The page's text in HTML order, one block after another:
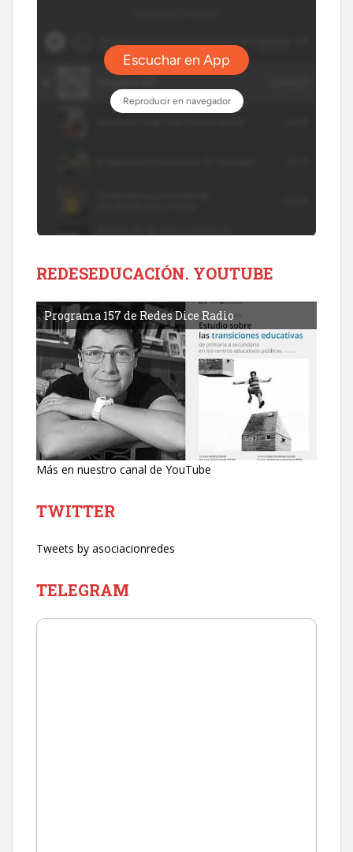
REDESEDUCACIÓN. YOUTUBE
Programa 157 de Redes Dice Radio
Más en nuestro canal de YouTube
TWITTER
Tweets by asociacionredes
TELEGRAM